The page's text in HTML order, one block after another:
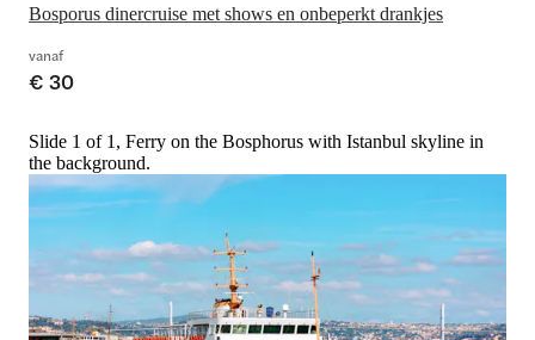
Bosporus dinercruise met shows en onbeperkt drankjes
vanaf
€ 30
Slide 1 of 1, Ferry on the Bosphorus with Istanbul skyline in
the background.